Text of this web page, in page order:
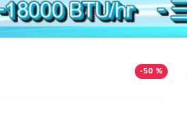
-50 %